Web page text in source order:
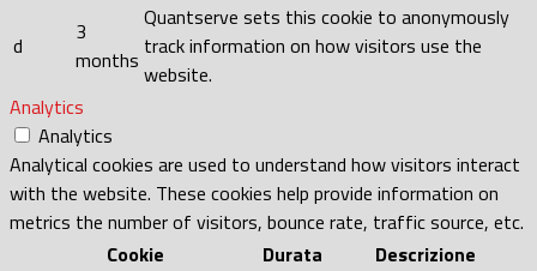
d
3
months
Quantserve sets this cookie to anonymously
track information on how visitors use the
website.
Analytics
Analytics
Analytical cookies are used to understand how visitors interact
with the website. These cookies help provide information on
metrics the number of visitors, bounce rate, traffic source, etc.
Cookie
Durata Descrizione